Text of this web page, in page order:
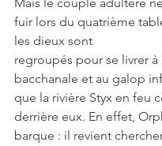
fuir lors du quatrième
les dieux sont
regroupés pour se livrer à
bacchanale et au galop
que la rivière Styx en feu
derrière eux. En effet,
barque : il revient